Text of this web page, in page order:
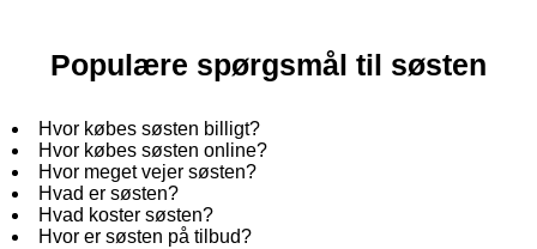
Populære spørgsmål til søsten
Hvor købes søsten billigt?
Hvor købes søsten online?
Hvor meget vejer søsten?
Hvad er søsten?
Hvad koster søsten?
Hvor er søsten på tilbud?